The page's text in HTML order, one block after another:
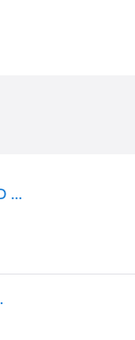
AMD Ryzen 7 7800X3D - Tray CPU - 8 kernen - 4.2 GHz - AMD AM5 - OEM/tray (zonder koeler)
ventilator inbegrepen